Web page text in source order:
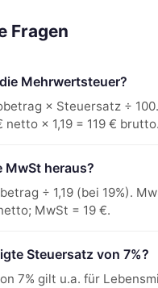
Fragen
Mehrwertsteuer?
× Steuersatz ÷
netto × 1,19 = 119 €
MwSt heraus?
÷ 1,19 (bei 19%).
MwSt = 19 €.
Steuersatz von 7%?
7% gilt u.a. für